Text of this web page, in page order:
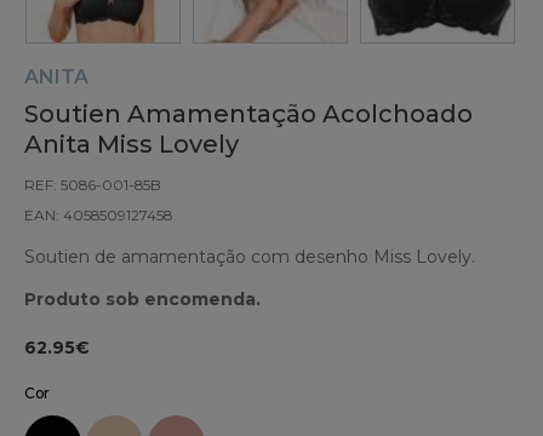
ANITA
Soutien Amamentação Acolchoado
Anita Miss Lovely
REF: 5086-001-85B
EAN: 4058509127458
Soutien de amamentação com desenho Miss Lovely.
Produto sob encomenda.
62.95€
Cor